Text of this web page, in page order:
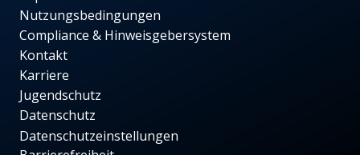
Nutzungsbedingungen
Compliance & Hinweisgebersystem
Kontakt
Karriere
Jugendschutz
Datenschutz
Datenschutzeinstellungen